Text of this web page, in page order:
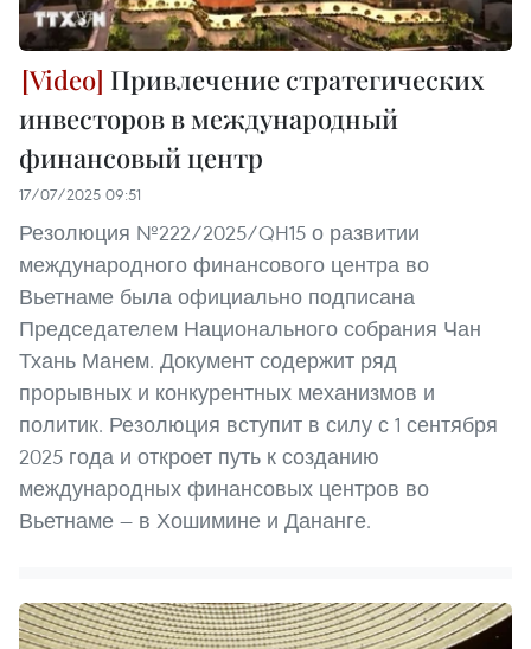
Привлечение стратегических
инвесторов в международный
финансовый центр
17/07/2025 09:51
Резолюция №222/2025/QH15 о развитии
международного финансового центра во
Вьетнаме была официально подписана
Председателем Национального собрания Чан
Тхань Манем. Документ содержит ряд
прорывных и конкурентных механизмов и
политик. Резолюция вступит в силу с 1 сентября
2025 года и откроет путь к созданию
международных финансовых центров во
Вьетнаме — в Хошимине и Дананге.